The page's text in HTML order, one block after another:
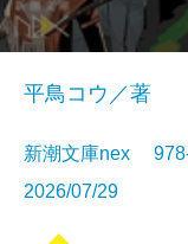
平鳥コウ／著
新潮文庫nex
2026/07/29